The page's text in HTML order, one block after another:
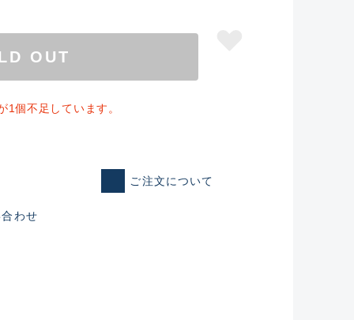
れた未使用
OUT
1個不足しています。
ご注文について
わせ